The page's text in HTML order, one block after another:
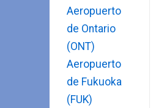
Aeropuerto
de Ontario
(ONT)
Aeropuerto
de Fukuoka
(FUK)